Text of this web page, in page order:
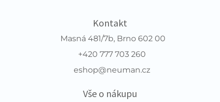
Kontakt
Masná 481/7b, Brno 602 00
+420 777 703 260
eshop@neuman.cz
Vše o nákupu